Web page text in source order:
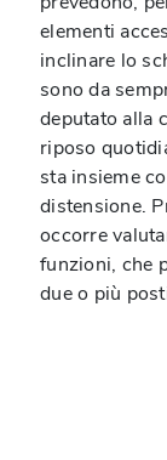
elementi
inclinare lo
sono da
deputato alla
riposo
sta insieme
distensione.
occorre
funzioni, che
due o più